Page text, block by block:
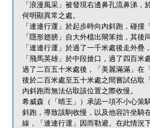
「浪漫風采」被發現右邊鼻孔流鼻涕
何明顯異常之處。
「連連行運」於起步時向內斜跑，碰撞
「隱形翅膀」自大外檔出閘笨拙，其後
「連連行運」於過了一千米處後走外疊
「飛馬英雄」於中段搶口，過了四百
過了二百五十米處後，「美麗滿滿」在
後於二百米處至五十米處之間嘗試佔取
內斜跑而無法佔取該位置之際收慢。
希威森（「晴王」）承認一項不小心策
斜跑，導致該駒收慢，以及他容許坐騎
線，「連連行運」因而勒避。在此情況